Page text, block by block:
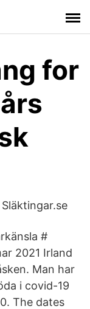
for
#
2021 Irland
Man har
i covid-19
The dates